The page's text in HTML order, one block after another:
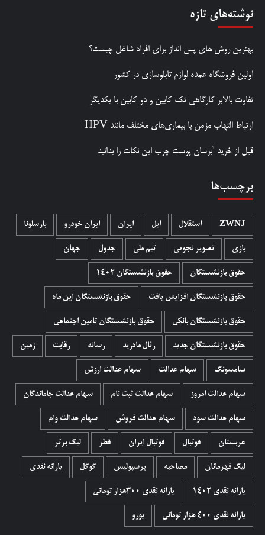
نوشته‌های تازه
بهترین روش‌ های پس‌ انداز برای افراد شاغل چیست؟
اولین فروشگاه عمده لوازم تابلوسازی در کشور
تفاوت بالابر کارگاهی تک کابین و دو کابین با یکدیگر
ارتباط التهاب مزمن با بیماری‌های مختلف مانند HPV
قبل از خرید آبرسان پوست چرب این نکات را بدانید
برچسب‌ها
ZWNJ استقلال اپل ایران ایران خودرو بارسلونا
بازی تصویر نجومی تیم ملی جدول جهان
حقوق بازنشستگان حقوق بازنشستگان 1402
حقوق بازنشستگان افزایش یافت حقوق بازنشستگان این ماه
حقوق بازنشستگان بانکی حقوق بازنشستگان تامین اجتماعی
حقوق بازنشستگان جدید رئال مادرید رسانه رقابت زمین
سامسونگ سهام عدالت سهام عدالت ارزش
سهام عدالت امروز سهام عدالت ثبت نام سهام عدالت جاماندگان
سهام عدالت سود سهام عدالت فروش سهام عدالت وام
عربستان فوتبال فوتبال ایران قطر لیگ برتر
لیگ قهرمانان مصاحبه پرسپولیس گوگل یارانه نقدی
یارانه نقدی 1402 یارانه نقدی ۳۰۰هزار تومانی
یارانه نقدی ۴۰۰ هزار تومانی یورو